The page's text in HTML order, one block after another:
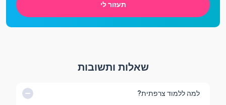
תעזור לי
שאלות ותשובות
למה ללמוד צרפתית?